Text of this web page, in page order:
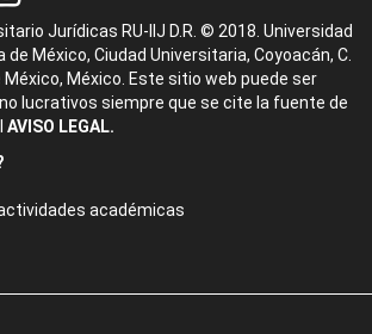
Jurídicas RU-IIJ D.R. © 2018. Universidad
de México, Ciudad Universitaria, Coyoacán, C.
México, México. Este sitio web puede ser
lucrativos siempre que se cite la fuente de
AVISO LEGAL.
académicas